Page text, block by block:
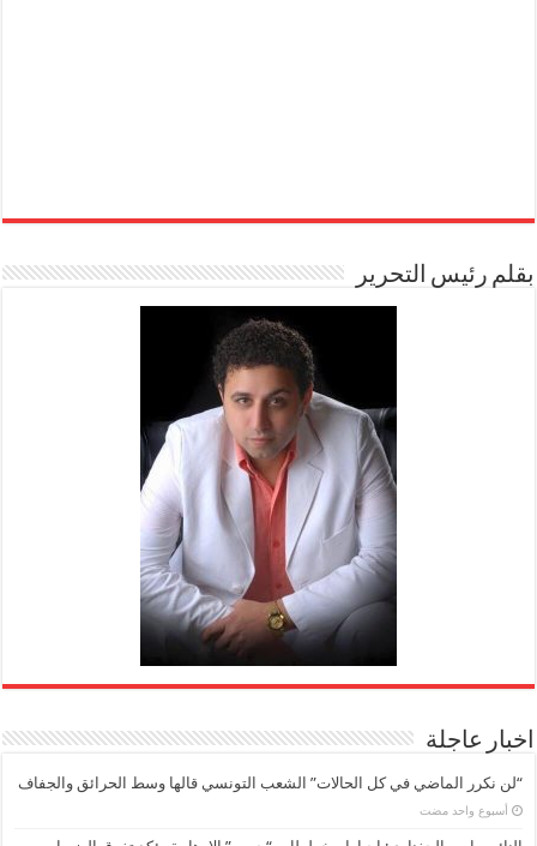
بقلم رئيس التحرير
اخبار عاجلة
“لن نكرر الماضي في كل الحالات” الشعب التونسي قالها وسط الحرائق والجفاف
‏أسبوع واحد مضت